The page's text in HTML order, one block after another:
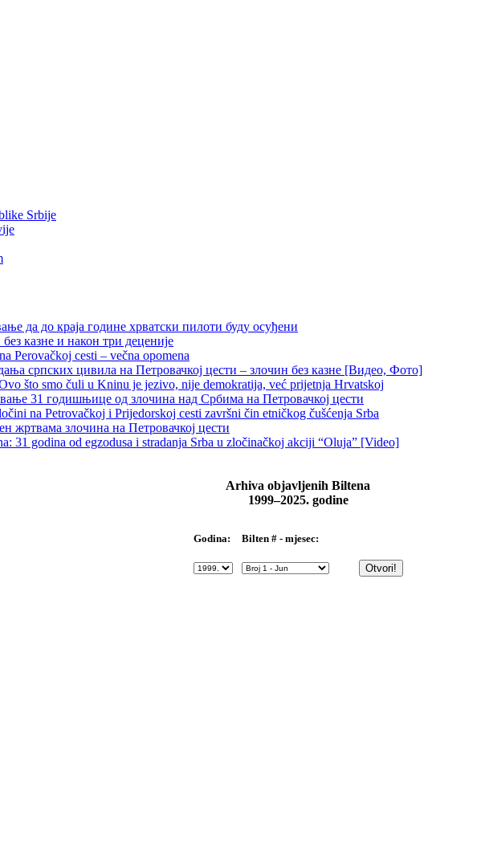
Srbije
да до краја године хрватски пилоти буду осуђени
казне и након три деценије
Perovačkoj cesti – večna opomena
српских цивила на Петровачкој цести – злочин без казне [Видео, Фото]
što smo čuli u Kninu je jezivo, nije demokratija, već prijetnja Hrvatskoj
31 годишњице од злочина над Србима на Петровачкој цести
na Petrovačkoj i Prijedorskoj cesti završni čin etničkog čušćenja Srba
жртвама злочина на Петровачкој цести
31 godina od egzodusa i stradanja Srba u zločinačkoj akciji “Oluja” [Video]
Arhiva objavljenih Biltena
1999–2025. godine
Godina: Bilten # - mjesec: